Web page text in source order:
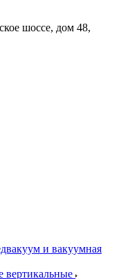
шоссе, дом 48,
и вакуумная
вертикальные